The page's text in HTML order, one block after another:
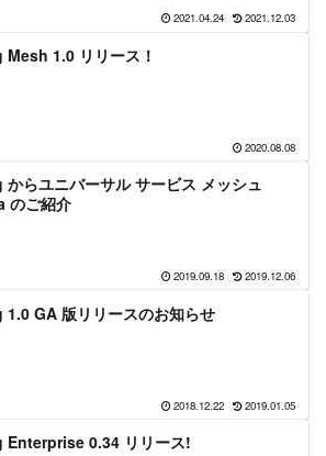
2021.04.24 2021.12.03
Mesh 1.0 リリース！
2020.08.08
からユニバーサル サービス メッシュ
のご紹介
2019.09.18 2019.12.06
1.0 GA 版リリースのお知らせ
2018.12.22 2019.01.05
Enterprise 0.34 リリース!